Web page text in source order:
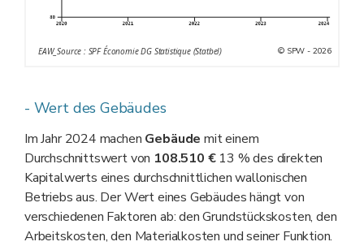
EAW_Source : SPF Économie DG Statistique (Statbel) © SPW - 2026
- Wert des Gebäudes
Im Jahr 2024 machen Gebäude mit einem
Durchschnittswert von 108.510 €13 % des direkten
Kapitalwerts eines durchschnittlichen wallonischen
Betriebs aus. Der Wert eines Gebäudes hängt von
verschiedenen Faktoren ab: den Grundstückskosten, den
Arbeitskosten, den Materialkosten und seiner Funktion.